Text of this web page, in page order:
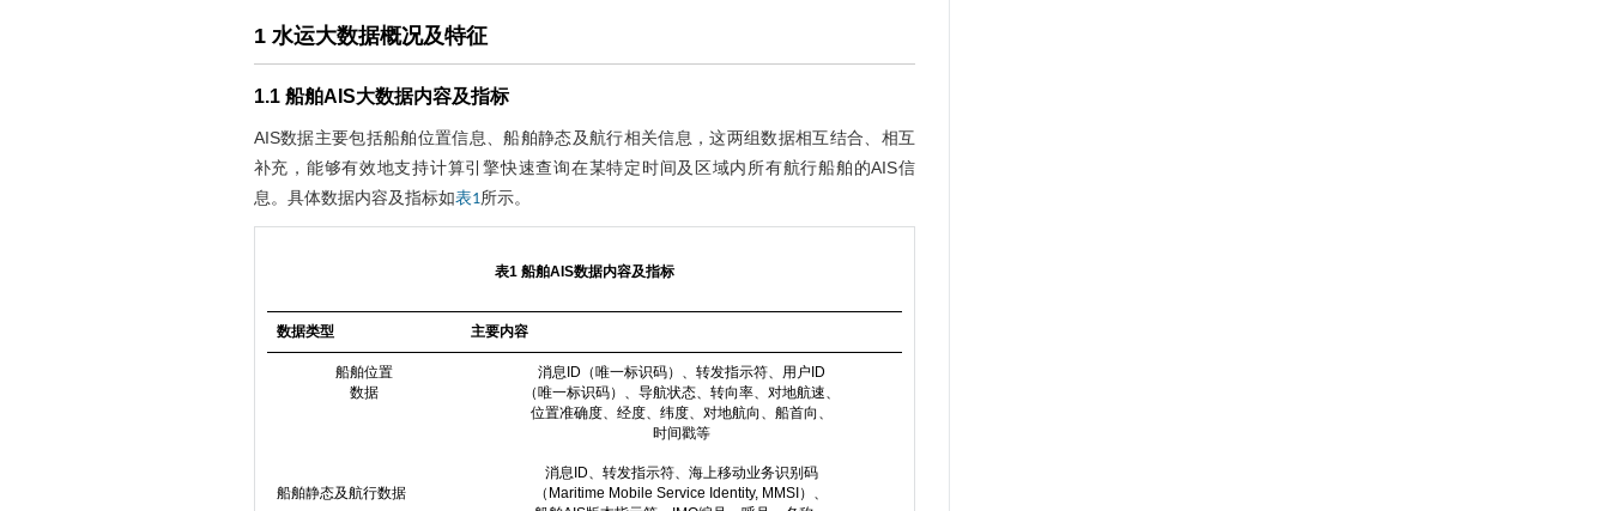
1 水运大数据概况及特征
1.1 船舶AIS大数据内容及指标
AIS数据主要包括船舶位置信息、船舶静态及航行相关信息，这两组数据相互结合、相互
补充，能够有效地支持计算引擎快速查询在某特定时间及区域内所有航行船舶的AIS信
息。具体数据内容及指标如表1所示。
表1 船舶AIS数据内容及指标
数据类型 主要内容
船舶位置
数据
消息ID（唯一标识码）、转发指示符、用户ID
（唯一标识码）、导航状态、转向率、对地航速、
位置准确度、经度、纬度、对地航向、船首向、
时间戳等
船舶静态及航行数据
消息ID、转发指示符、海上移动业务识别码
（Maritime Mobile Service Identity, MMSI）、